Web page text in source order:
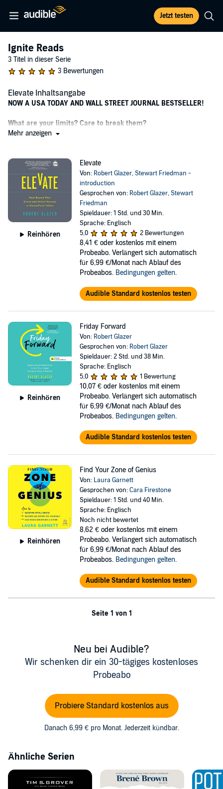
Jetzt testen
Ignite Reads
3 Titel in dieser Serie
3 Bewertungen
Elevate Inhaltsangabe
NOW A USA TODAY AND WALL STREET JOURNAL BESTSELLER!
What are your limits? Care to break them?
In Elevate, Robert Glazer reveals four life-changing principles - or
capacities - that will allow you to overcome self-limiting beliefs,
establish positive habits, and find your "why." As we look to elevate
ourselves, we mean so much more than beating the competition.
After all, our greatest competition is ourselves! We need to find ways
to consistently outperform ourselves and our own expectations.
Robert Glazer has built a career on accelerating productivity and
careers. ELEVATE is based on his five foundational elements
necessary for increasing our capacity: Finding Your Why,
Overcoming Self-Limiting Beliefs, Setting Goals and Creating
Routine and Positive Habits.
The key is elevating yourself beyond the edge of your current
abilities. Challenge yourself, and the result will inspire others to rise
along with you. It's time to break free of your limits.
This audiobook includes a downloadable PDF that contains the
action steps from the book.
Mehr anzeigen
Reinhören
Elevate
Von: Robert Glazer,Stewart Friedman -
introduction
Gesprochen von: Robert Glazer,Stewart
Friedman
Spieldauer: 1 Std. und 30 Min.
Sprache: Englisch
5,0
2 Bewertungen
8,41 € oder kostenlos mit einem
Probeabo. Verlängert sich automatisch
für 6,99 €/Monat nach Ablauf des
Probeabos. Bedingungen gelten.
Audible Standard kostenlos testen
Reinhören
Friday Forward
Von: Robert Glazer
Gesprochen von: Robert Glazer
Spieldauer: 2 Std. und 38 Min.
Sprache: Englisch
5,0
1 Bewertung
10,07 € oder kostenlos mit einem
Probeabo. Verlängert sich automatisch
für 6,99 €/Monat nach Ablauf des
Probeabos. Bedingungen gelten.
Audible Standard kostenlos testen
Reinhören
Find Your Zone of Genius
Von: Laura Garnett
Gesprochen von:Cara Firestone
Spieldauer: 1 Std. und 40 Min.
Sprache: Englisch
Noch nicht bewertet
8,62 € oder kostenlos mit einem
Probeabo. Verlängert sich automatisch
für 6,99 €/Monat nach Ablauf des
Probeabos. Bedingungen gelten.
Audible Standard kostenlos testen
Seite 1 von 1
Neu bei Audible?
Wir schenken dir ein 30-tägiges kostenloses
Probeabo
Probiere Standard kostenlos aus
Danach 6,99 € pro Monat. Jederzeit kündbar.
Ähnliche Serien